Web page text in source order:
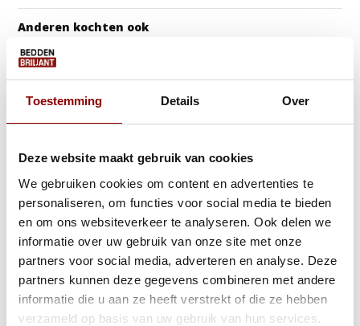
Toestemming Details Over
Deze website maakt gebruik van cookies
We gebruiken cookies om content en advertenties te
personaliseren, om functies voor social media te bieden
en om ons websiteverkeer te analyseren. Ook delen we
informatie over uw gebruik van onze site met onze
partners voor social media, adverteren en analyse. Deze
partners kunnen deze gegevens combineren met andere
informatie die u aan ze heeft verstrekt of die ze hebben
verzameld op basis van uw gebruik van hun services.
Anderen kochten ook
Gratis Dekbed + Kussens !
Elektrische Boxspring Delux -
Stel zelf samen
Vaste Boxspring